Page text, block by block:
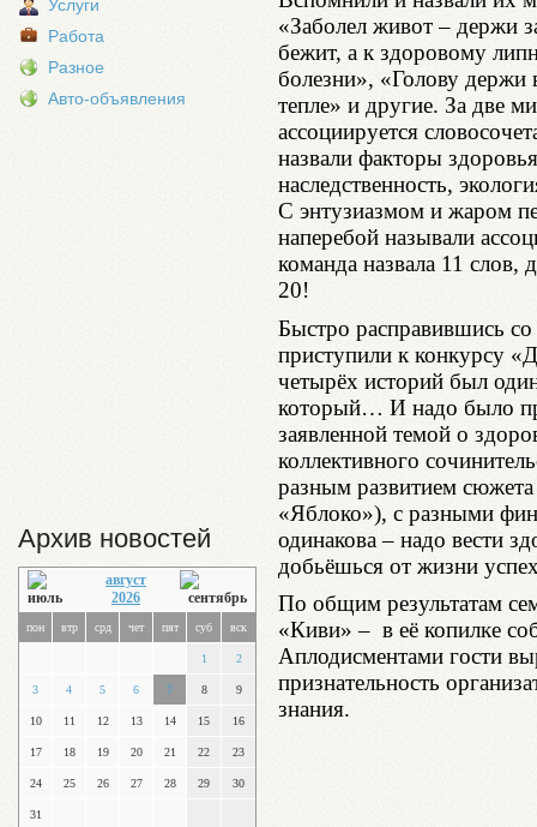
Услуги
Работа
Разное
Авто-объявления
Архив новостей
август
2026
пон втр срд чет пят суб вск
1 2
3 4 5 6 7 8 9
10 11 12 13 14 15 16
17 18 19 20 21 22 23
24 25 26 27 28 29 30
31
«Заболел живот – держи
бежит, а к здоровому
болезни», «Голову держи
тепле» и другие. За две
ассоциируется
назвали факторы
наследственность,
С энтузиазмом и жаром
наперебой называли
команда назвала 11 слов,
20!
Быстро расправившись
приступили к конкурсу
четырёх историй был
который… И надо было
заявленной темой о
коллективного
разным развитием
«Яблоко»), с разными
одинакова – надо вести
добьёшься от жизни
По общим результатам
«Киви» – в её копилке
Аплодисментами гости
признательность
знания.